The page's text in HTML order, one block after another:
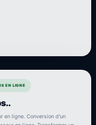
EN LIGNE
en ligne. Conversion d'un